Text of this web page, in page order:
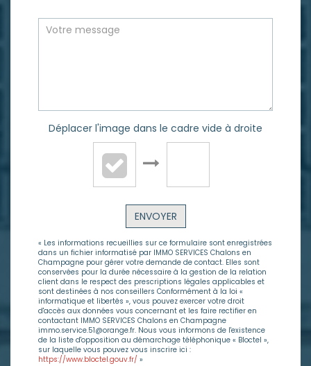
Déplacer l'image dans le cadre vide à droite
ENVOYER
« Les informations recueillies sur ce formulaire sont enregistrées
dans un fichier informatisé par IMMO SERVICES Chalons en
Champagne pour gérer votre demande de contact. Elles sont
conservées pour la durée nécessaire à la gestion de la relation
client dans le respect des prescriptions légales applicables et
sont destinées à nos conseillers Conformément à la loi «
informatique et libertés », vous pouvez exercer votre droit
d'accès aux données vous concernant et les faire rectifier en
contactant IMMO SERVICES Chalons en Champagne
immo.service.51@orange.fr. Nous vous informons de l'existence
de la liste d'opposition au démarchage téléphonique « Bloctel »,
sur laquelle vous pouvez vous inscrire ici :
https://www.bloctel.gouv.fr/ »